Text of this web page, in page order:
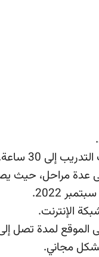
إلى 30 ساعة.
مراحل، حيث يصل عدد
الإنترنت.
لمدة تصل
بشكل مجاني.